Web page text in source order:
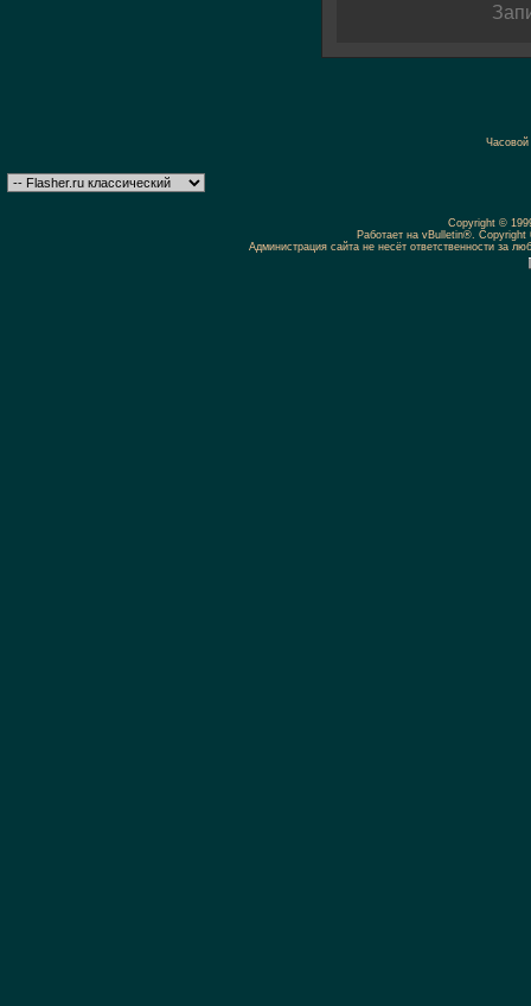
Copyright ©
Работает на vBulletin®.
Администрация сайта не несёт ответственности за